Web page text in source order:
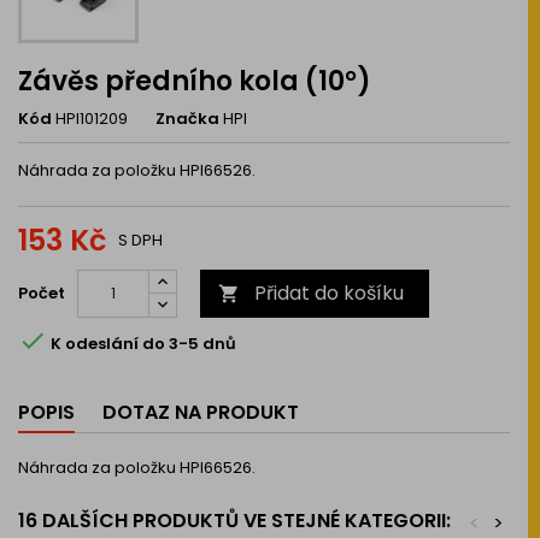
Závěs předního kola (10°)
Kód HPI101209 Značka HPI
Náhrada za položku HPI66526.
153 Kč S DPH
Počet  Přidat do košíku
 K odeslání do 3-5 dnů
POPIS DOTAZ NA PRODUKT
Náhrada za položku HPI66526.
16 DALŠÍCH PRODUKTŮ VE STEJNÉ KATEGORII: >
<